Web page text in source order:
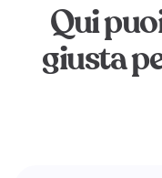
Qui
giusta